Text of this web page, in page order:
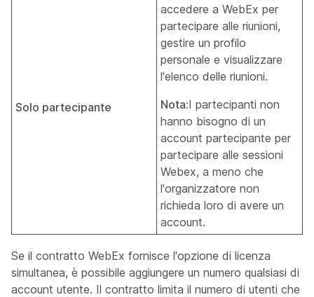
Solo partecipante
accedere a WebEx per
partecipare alle riunioni,
gestire un profilo
personale e visualizzare
l'elenco delle riunioni.
Nota:I partecipanti non
hanno bisogno di un
account partecipante per
partecipare alle sessioni
Webex, a meno che
l'organizzatore non
richieda loro di avere un
account.
Se il contratto WebEx fornisce l'opzione di licenza
simultanea, è possibile aggiungere un numero qualsiasi di
account utente. Il contratto limita il numero di utenti che